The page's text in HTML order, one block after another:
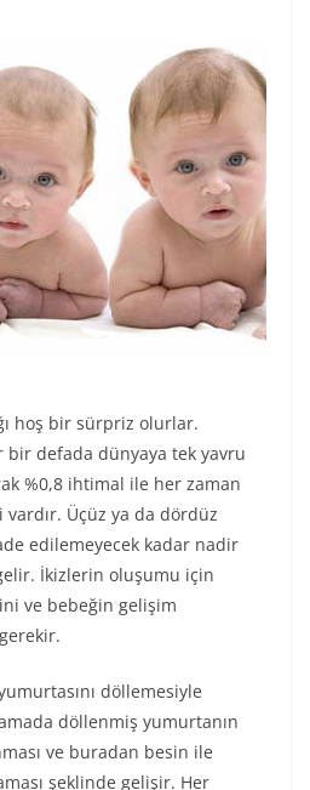
hoş bir sürpriz olurlar.
bir defada dünyaya tek yavru
%0,8 ihtimal ile her zaman
Üçüz ya da dördüz
edilemeyecek kadar nadir
İkizlerin oluşumu için
ve bebeğin gelişim
döllemesiyle
döllenmiş yumurtanın
ve buradan besin ile
şeklinde gelişir. Her